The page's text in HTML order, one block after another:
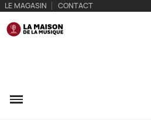
LE MAGASIN CONTACT